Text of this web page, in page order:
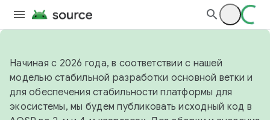
Начиная с 2026 года, в соответствии с нашей
моделью стабильной разработки основной ветки и
для обеспечения стабильности платформы для
экосистемы, мы будем публиковать исходный код в